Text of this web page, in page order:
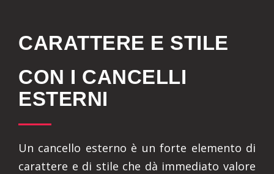
CARATTERE E STILE
CON I CANCELLI
ESTERNI
Un cancello esterno è un forte elemento di
carattere e di stile che dà immediato valore